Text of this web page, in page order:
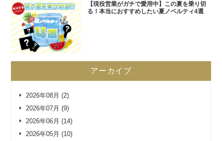
【現役営業がガチで愛用中】この夏を乗り切
る！本当におすすめしたい夏ノベルティ4選
アーカイブ
2026年08月 (2)
2026年07月 (9)
2026年06月 (14)
2026年05月 (10)